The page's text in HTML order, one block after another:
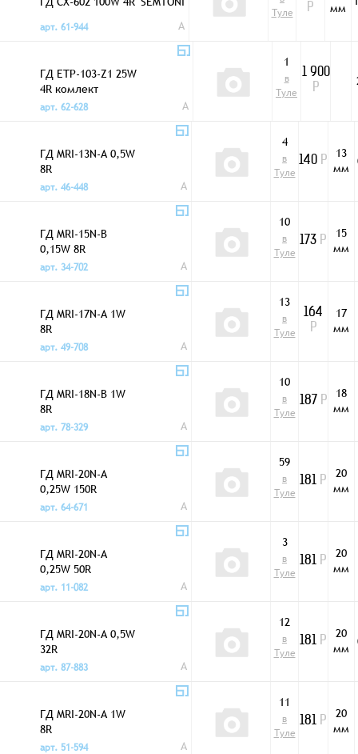
арт. 61-944
A
Туле
Р
мм
ГД ETP-103-Z1 25W
4R комлект
арт. 62-628
A
1
в
Туле
1 900
Р
ГД MRI-13N-A 0,5W
8R
арт. 46-448
A
4
в
Туле
140 Р
13
мм
ГД MRI-15N-B
0,15W 8R
арт. 34-702
A
10
в
Туле
173 Р
15
мм
ГД MRI-17N-A 1W
8R
арт. 49-708
A
13
в
Туле
164
Р
17
мм
ГД MRI-18N-B 1W
8R
арт. 78-329
A
10
в
Туле
187 Р
18
мм
ГД MRI-20N-A
0,25W 150R
арт. 64-671
A
59
в
Туле
181 Р
20
мм
ГД MRI-20N-A
0,25W 50R
арт. 11-082
A
3
в
Туле
181 Р
20
мм
ГД MRI-20N-A 0,5W
32R
арт. 87-883
A
12
в
Туле
181 Р
20
мм
ГД MRI-20N-A 1W
8R
арт. 51-594
A
11
в
Туле
181 Р
20
мм